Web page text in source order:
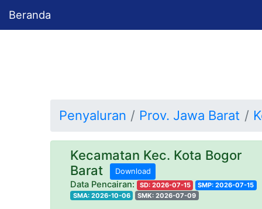
Beranda
Penyaluran Prov. Jawa Barat
Kecamatan Kec. Kota Bogor
Barat
Download
Data Pencairan: SD: 2026-07-15
SMP: 2026-07-15
SMA: 2026-10-06
SMK: 2026-07-09